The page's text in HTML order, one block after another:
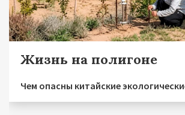
Жизнь на полигоне
Чем опасны китайские